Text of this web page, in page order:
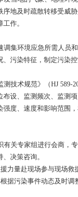
序地及时疏散转移受威
作。
调集环境应急所需人员
污染特征，制定污染
测技术规范》（HJ 589-
设、监测频次、监测
度、速度和影响范围
有关专家组进行会商，
决策咨询。
力量赴现场参与现场
据污染事件动态及时